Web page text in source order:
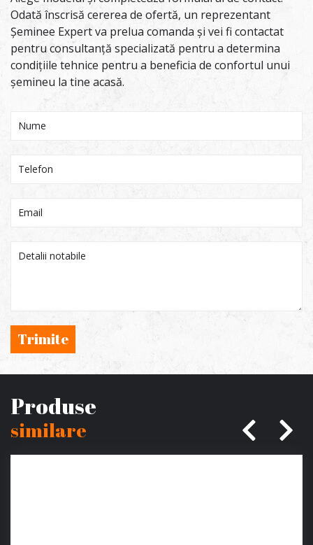
Odată înscrisă cererea de ofertă, un reprezentant
Șeminee Expert va prelua comanda și vei fi contactat
pentru consultanță specializată pentru a determina
condițiile tehnice pentru a beneficia de confortul unui
șemineu la tine acasă.
Trimite
Produse
similare